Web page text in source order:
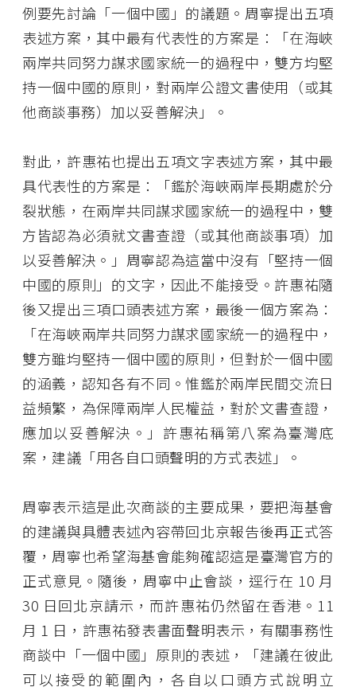
例要先討論「一個中國」的議題。周寧提出五項
表述方案，其中最有代表性的方案是：「在海峽
兩岸共同努力謀求國家統一的過程中，雙方均堅
持一個中國的原則，對兩岸公證文書使用（或其
他商談事務）加以妥善解決」。
對此，許惠祐也提出五項文字表述方案，其中最
具代表性的方案是：「鑑於海峽兩岸長期處於分
裂狀態，在兩岸共同謀求國家統一的過程中，雙
方皆認為必須就文書查證（或其他商談事項）加
以妥善解決。」周寧認為這當中沒有「堅持一個
中國的原則」的文字，因此不能接受。許惠祐隨
後又提出三項口頭表述方案，最後一個方案為：
「在海峽兩岸共同努力謀求國家統一的過程中，
雙方雖均堅持一個中國的原則，但對於一個中國
的涵義，認知各有不同。惟鑑於兩岸民間交流日
益頻繁，為保障兩岸人民權益，對於文書查證，
應加以妥善解決。」許惠祐稱第八案為臺灣底
案，建議「用各自口頭聲明的方式表述」。
周寧表示這是此次商談的主要成果，要把海基會
的建議與具體表述內容帶回北京報告後再正式答
覆，周寧也希望海基會能夠確認這是臺灣官方的
正式意見。隨後，周寧中止會談，逕行在 10 月
30 日回北京請示，而許惠祐仍然留在香港。11
月 1 日，許惠祐發表書面聲明表示，有關事務性
商談中「一個中國」原則的表述，「建議在彼此
可以接受的範圍內，各自以口頭方式說明立